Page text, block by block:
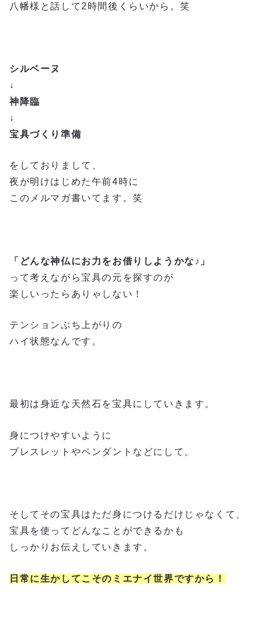
八幡様と話して2時間後くらいから。笑
シルベーヌ
↓
神降臨
↓
宝具づくり準備
をしておりまして、
夜が明けはじめた午前4時に
このメルマガ書いてます。笑
「どんな神仏にお力をお借りしようかな♪」
って考えながら宝具の元を探すのが
楽しいったらありゃしない！
テンションぶち上がりの
ハイ状態なんです。
最初は身近な天然石を宝具にしていきます。
身につけやすいように
ブレスレットやペンダントなどにして。
そしてその宝具はただ身につけるだけじゃなくて、
宝具を使ってどんなことができるかも
しっかりお伝えしていきます。
日常に生かしてこそのミエナイ世界ですから！